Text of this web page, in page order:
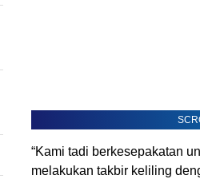
“Kami tadi berkesepakatan
melakukan takbir keliling